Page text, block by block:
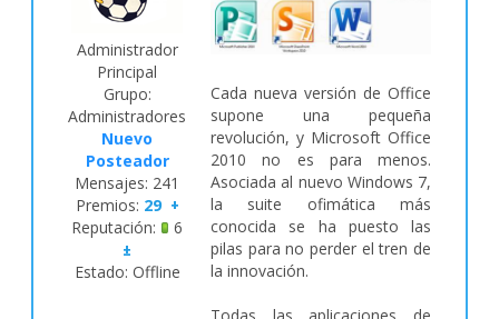
Administrador
Principal
Grupo:
Administradores
Nuevo
Posteador
Mensajes: 241
Premios: 29 +
Reputación: 6
±
Estado: Offline
Cada nueva versión de Office
supone una pequeña
revolución, y Microsoft Office
2010 no es para menos.
Asociada al nuevo Windows 7,
la suite ofimática más
conocida se ha puesto las
pilas para no perder el tren de
la innovación.
Todas las aplicaciones de